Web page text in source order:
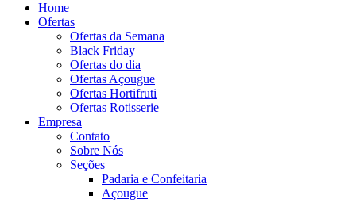
Home
Ofertas
Ofertas da Semana
Black Friday
Ofertas do dia
Ofertas Açougue
Ofertas Hortifruti
Ofertas Rotisserie
Empresa
Contato
Sobre Nós
Seções
Padaria e Confeitaria
Açougue